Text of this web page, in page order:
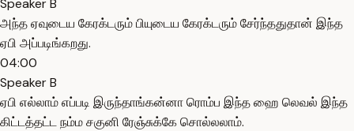
Speaker B
அந்த ஏவுடைய கேரக்டரும் பியுடைய கேரக்டரும் சேர்ந்ததுதான் இந்த
ஏபி அப்படிங்கறது.
04:00
Speaker B
ஏபி எல்லாம் எப்படி இருந்தாங்கன்னா ரொம்ப இந்த ஹை லெவல் இந்த
கிட்டத்தட்ட நம்ம சகுனி ரேஞ்சுக்கே சொல்லலாம்.